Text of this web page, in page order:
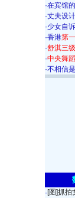
·在宾馆
·丈夫设
·少女自
·香港第
·舒淇三
·中央舞
·不相信是
· [图]抓拍